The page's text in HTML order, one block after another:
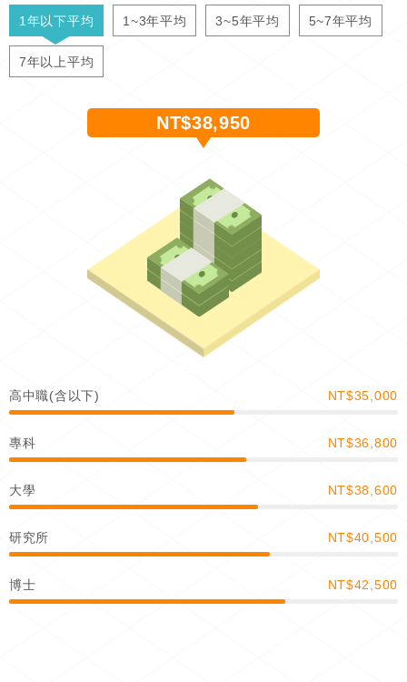
1年以下平均 1~3年平均 3~5年平均 5~7年平均
7年以上平均
NT$38,950
高中職(含以下) NT$35,000
專科 NT$36,800
大學 NT$38,600
研究所 NT$40,500
博士 NT$42,500